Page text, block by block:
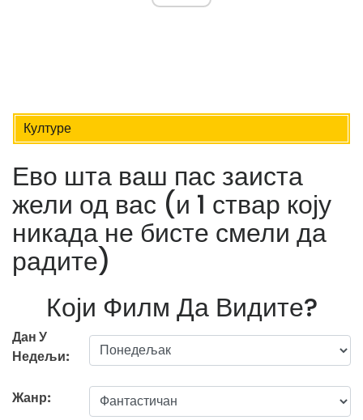
Културе
Ево шта ваш пас заиста
жели од вас (и 1 ствар коју
никада не бисте смели да
радите)
Који Филм Да Видите?
Дан У
Недељи:
Жанр: